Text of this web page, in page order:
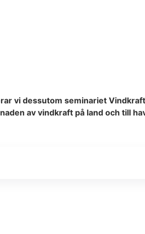
vi dessutom seminariet
av vindkraft på land och till